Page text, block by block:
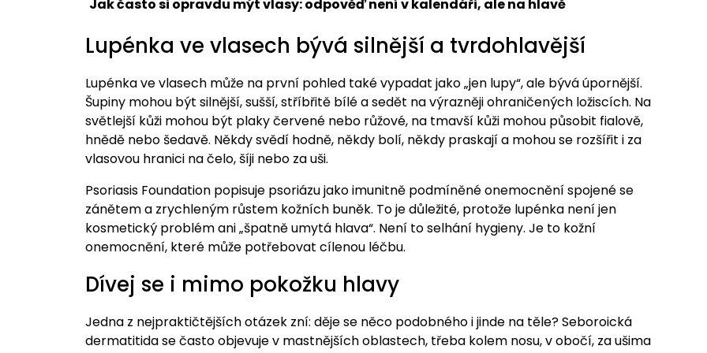
Jak často si opravdu mýt vlasy: odpověď není v kalendáři, ale na hlavě
Lupénka ve vlasech bývá silnější a tvrdohlavější
Lupénka ve vlasech může na první pohled také vypadat jako „jen lupy“, ale bývá úpornější.
Šupiny mohou být silnější, sušší, stříbřitě bílé a sedět na výrazněji ohraničených ložiscích. Na
světlejší kůži mohou být plaky červené nebo růžové, na tmavší kůži mohou působit fialově,
hnědě nebo šedavě. Někdy svědí hodně, někdy bolí, někdy praskají a mohou se rozšířit i za
vlasovou hranici na čelo, šíji nebo za uši.
Psoriasis Foundation popisuje psoriázu jako imunitně podmíněné onemocnění spojené se
zánětem a zrychleným růstem kožních buněk. To je důležité, protože lupénka není jen
kosmetický problém ani „špatně umytá hlava“. Není to selhání hygieny. Je to kožní
onemocnění, které může potřebovat cílenou léčbu.
Dívej se i mimo pokožku hlavy
Jedna z nejpraktičtějších otázek zní: děje se něco podobného i jinde na těle? Seboroická
dermatitida se často objevuje v mastnějších oblastech, třeba kolem nosu, v obočí, za ušima